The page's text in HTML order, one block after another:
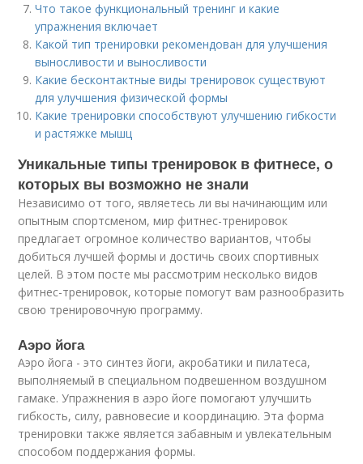
Что такое функциональный тренинг и какие
упражнения включает
Какой тип тренировки рекомендован для улучшения
выносливости и выносливости
Какие бесконтактные виды тренировок существуют
для улучшения физической формы
Какие тренировки способствуют улучшению гибкости
и растяжке мышц
Уникальные типы тренировок в фитнесе, о
которых вы возможно не знали
Независимо от того, являетесь ли вы начинающим или
опытным спортсменом, мир фитнес-тренировок
предлагает огромное количество вариантов, чтобы
добиться лучшей формы и достичь своих спортивных
целей. В этом посте мы рассмотрим несколько видов
фитнес-тренировок, которые помогут вам разнообразить
свою тренировочную программу.
Аэро йога
Аэро йога - это синтез йоги, акробатики и пилатеса,
выполняемый в специальном подвешенном воздушном
гамаке. Упражнения в аэро йоге помогают улучшить
гибкость, силу, равновесие и координацию. Эта форма
тренировки также является забавным и увлекательным
способом поддержания формы.